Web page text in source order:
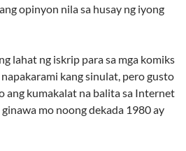
opinyon nila sa husay ng iyong
lahat ng iskrip para sa mga komiks
kang sinulat, pero gusto
ang kumakalat na balita sa Internet
mo noong dekada 1980 ay